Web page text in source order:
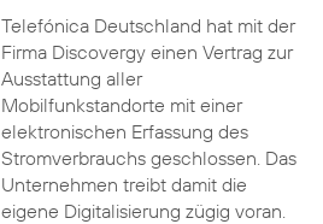
Telefónica Deutschland hat mit der
Firma Discovergy einen Vertrag zur
Ausstattung aller
Mobilfunkstandorte mit einer
elektronischen Erfassung des
Stromverbrauchs geschlossen. Das
Unternehmen treibt damit die
eigene Digitalisierung zügig voran.